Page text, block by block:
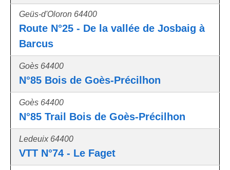
Geüs-d'Oloron 64400
Route N°25 - De la vallée de Josbaig à
Barcus
Goès 64400
N°85 Bois de Goès-Précilhon
Goès 64400
N°85 Trail Bois de Goès-Précilhon
Ledeuix 64400
VTT N°74 - Le Faget